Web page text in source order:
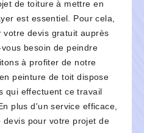
de toiture à mettre en
est essentiel. Pour cela,
votre devis gratuit auprès
besoin de peindre
à profiter de notre
peinture de toit dispose
qui effectuent ce travail
plus d'un service efficace,
devis pour votre projet de